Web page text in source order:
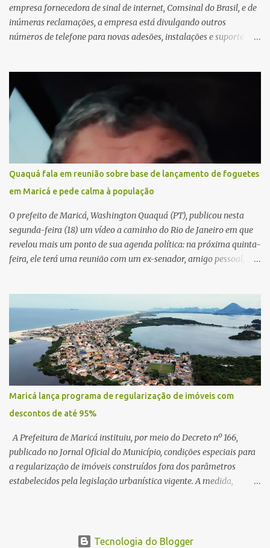
empresa fornecedora de sinal de internet, Comsinal do Brasil, e de
inúmeras reclamações, a empresa está divulgando outros
números de telefone para novas adesões, instalações e suporte
Quaquá fala em reunião sobre base de lançamento de foguetes
em Maricá e pede calma à população
O prefeito de Maricá, Washington Quaquá (PT), publicou nesta
segunda-feira (18) um vídeo a caminho do Rio de Janeiro em que
revelou mais um ponto de sua agenda política: na próxima quinta-
feira, ele terá uma reunião com um ex-senador, amigo pessoal,
atenção pela ousadia do projeto, que colocaria Maricá em um
novo patamar de visibilidade tecnológica e estratégica. Segundo
Quaquá, a conversa será o início de um debate maior sobre a
viabilidade dessa estrutura na cidade. Durante o vídeo, o prefeito
também respondeu às críticas que vem recebendo. Segundo ele,
muitas pessoas estão dizendo que promete muito, mas não estaria
entregando resultados imediatos. Quaquá pediu paciência e
garantiu que os frutos começarão a aparecer em breve. “O pessoal
fala que eu prometo muito, mas não faço nada. Eu digo: calma.
Vocês Esperam, daqui a um ano o que será feito em Mari...
Maricá lança programa de regularização de imóveis com
descontos de até 95%
A Prefeitura de Maricá instituiu, por meio do Decreto nº 166,
publicado no Jornal Oficial do Município, condições especiais para
a regularização de imóveis construídos fora dos parâmetros
estabelecidos pela legislação urbanística vigente. A medida,
lei, assegurando segurança jurídica e promovendo a inclusão
Tecnologia do Blogger